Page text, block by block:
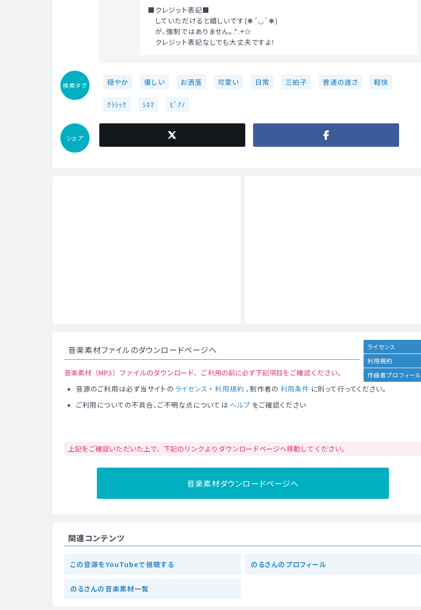
■クレジット表記■
していただけると嬉しいです(❃´◡`❃)
が、強制ではありません｡.*:+☆
クレジット表記なしでも大丈夫ですよ！
検索タグ 穏やか 優しい お洒落 可愛い 日常 三拍子 普通の速さ 軽快
ｸﾗｼｯｸ ｼﾈﾏ ﾋﾟｱﾉ
シェア
音楽素材ファイルのダウンロードページへ
ライセンス
利用規約
作曲者プロフィール
音楽素材（MP3）ファイルのダウンロード、ご利用の前に必ず下記項目をご確認ください。
音源のご利用は必ず当サイトの ライセンス ・ 利用規約 、制作者の 利用条件 に則って行ってください。
ご利用についての不具合、ご不明な点については ヘルプ をご確認ください
上記をご確認いただいた上で、下記のリンクよりダウンロードページへ移動してください。
音楽素材ダウンロードページへ
関連コンテンツ
この音源をYouTubeで視聴する のるさんのプロフィール
のるさんの音楽素材一覧